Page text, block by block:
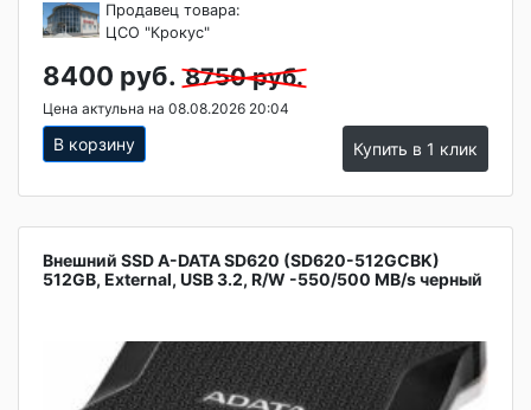
Продавец товара:
ЦСО "Крокус"
8400 руб. 8750 руб.
Цена актульна на 08.08.2026 20:04
В корзину Купить в 1 клик
Внешний SSD A-DATA SD620 (SD620-512GCBK)
512GB, External, USB 3.2, R/W -550/500 MB/s черный